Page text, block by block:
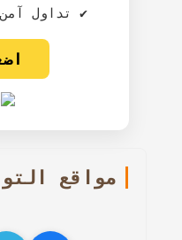
✔️ تداول
مواقع